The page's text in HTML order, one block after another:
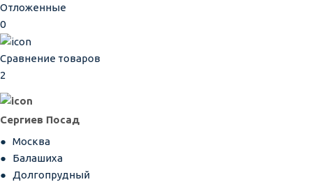
Отложенные
0
Сравнение товаров
2
Сергиев Посад
Москва
Балашиха
Долгопрудный